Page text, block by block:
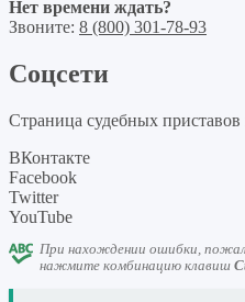
Нет времени ждать?
Звоните: 8 (800) 301-78-93
Соцсети
Страница судебных приставов
ВКонтакте
Facebook
Twitter
YouTube
При нахождении ошибки,
нажмите комбинацию клавиш